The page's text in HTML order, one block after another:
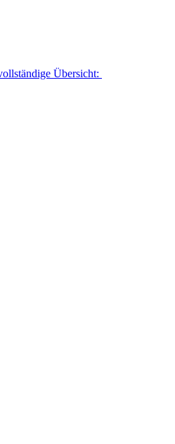
Übersicht: